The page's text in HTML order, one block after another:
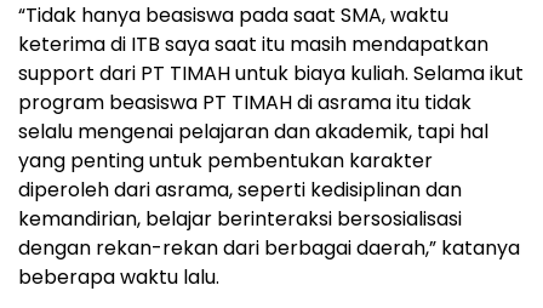
“Tidak hanya beasiswa pada saat SMA, waktu
keterima di ITB saya saat itu masih mendapatkan
support dari PT TIMAH untuk biaya kuliah. Selama ikut
program beasiswa PT TIMAH di asrama itu tidak
selalu mengenai pelajaran dan akademik, tapi hal
yang penting untuk pembentukan karakter
diperoleh dari asrama, seperti kedisiplinan dan
kemandirian, belajar berinteraksi bersosialisasi
dengan rekan-rekan dari berbagai daerah,” katanya
beberapa waktu lalu.